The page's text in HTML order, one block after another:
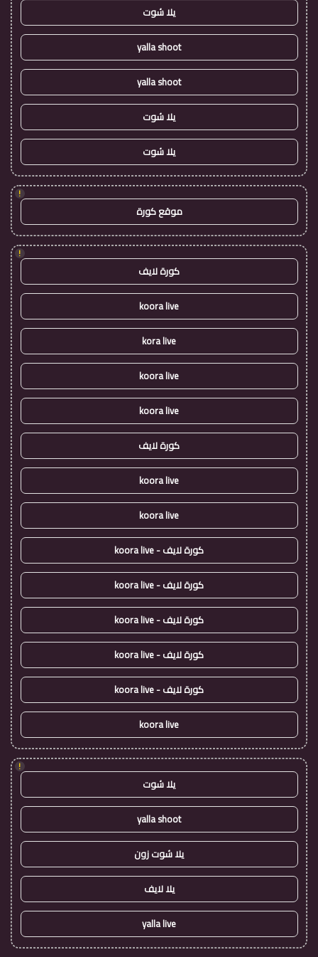
يلا شوت
yalla shoot
yalla shoot
يلا شوت
يلا شوت
!
موقع كورة
!
كورة لايف
koora live
kora live
koora live
koora live
كورة لايف
koora live
koora live
كورة لايف - koora live
كورة لايف - koora live
كورة لايف - koora live
كورة لايف - koora live
كورة لايف - koora live
koora live
!
يلا شوت
yalla shoot
يلا شوت زون
يلا لايف
yalla live